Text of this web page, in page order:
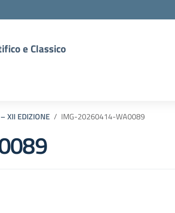
e Classico
XII EDIZIONE IMG-20260414-WA0089